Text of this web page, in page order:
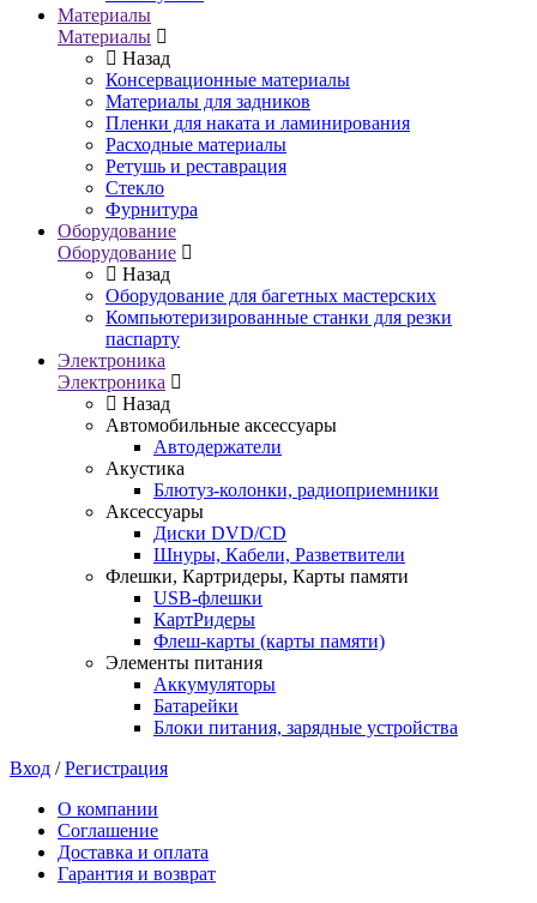
Материалы
Материалы
Назад
Консервационные материалы
Материалы для задников
Пленки для наката и ламинирования
Расходные материалы
Ретушь и реставрация
Стекло
Фурнитура
Оборудование
Оборудование
Назад
Оборудование для багетных мастерских
Компьютеризированные станки для резки
паспарту
Электроника
Электроника
Назад
Автомобильные аксессуары
Автодержатели
Акустика
Блютуз-колонки, радиоприемники
Аксессуары
Диски DVD/CD
Шнуры, Кабели, Разветвители
Флешки, Картридеры, Карты памяти
USB-флешки
КартРидеры
Флеш-карты (карты памяти)
Элементы питания
Аккумуляторы
Батарейки
Блоки питания, зарядные устройства
Вход /Регистрация
О компании
Соглашение
Доставка и оплата
Гарантия и возврат